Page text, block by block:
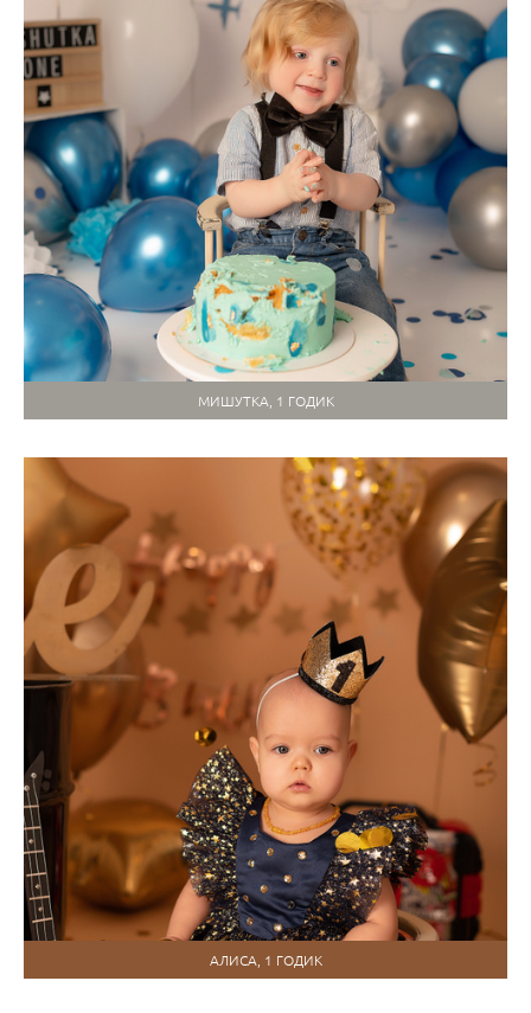
МИШУТКА, 1 ГОДИК
АЛИСА, 1 ГОДИК